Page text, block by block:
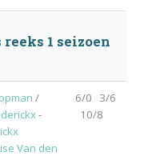
1 seizoen
/
-
Van den
6/0 3/6
10/8